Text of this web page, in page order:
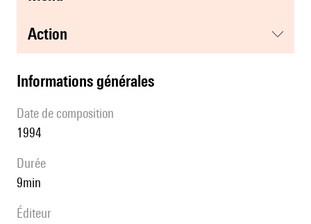
action
informations générales
date de composition
1994
durée
9min
éditeur